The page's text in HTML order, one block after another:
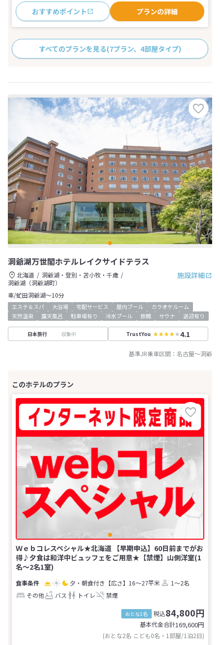
おすすめポイント プランの詳細
すべてのプランを見る(7プラン、4部屋タイプ)
洞爺湖万世閣ホテルレイクサイドテラス
施設詳細
北海道
洞爺湖・登別・苫小牧・千歳
洞爺湖（洞爺湖町）
車/虻田洞爺湖～10分
エステ＆スパ 大浴場 宅配サービス 屋内プール
カラオケルーム
天然温泉
露天風呂 駐車場有り 冷水プール 旅館 サウナ 送迎有り
日本旅行 収集中 TrustYou 4.1
基準JR乗車区間： 名古屋～洞爺
Ｗｅｂコレスペシャル★北海道 【早期申込】60日前までがお
得♪夕食は和洋中ビュッフェをご用意★【禁煙】山側洋室(1
名～2名1室)
夕・朝食付き 【広さ】16～27平米
1～2名
その他
バス トイレ 禁煙
おとな1名 税込84,800円
基本代金合計169,600円
(おとな2名 こども0名・1部屋/1泊2日)